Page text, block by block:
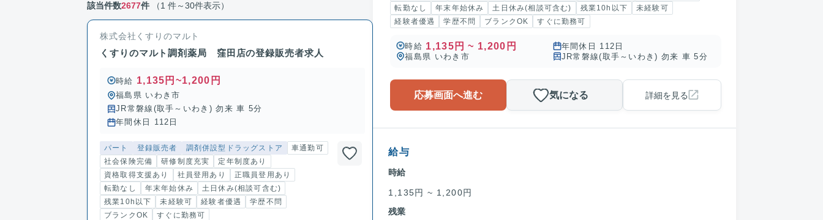
該当件数2677件 （1 件～30件表示）
株式会社くすりのマルト
くすりのマルト調剤薬局 窪田店の登録販売者求人
時給 1,135円~1,200円
福島県 いわき市
JR常磐線(取手～いわき) 勿来 車 5分
年間休日 112日
パート 登録販売者 調剤併設型ドラッグストア
車通勤可
社会保険完備
研修制度充実
定年制度あり
資格取得支援あり
社員登用あり
正職員登用あり
転勤なし
年末年始休み
土日休み(相談可含む)
残業10h以下
未経験可 経験者優遇
学歴不問
ブランクOK
すぐに勤務可
転勤なし
年末年始休み 土日休み(相談可含む) 残業10h以下
未経験可
経験者優遇
学歴不問 ブランクOK すぐに勤務可
時給 1,135円 ~ 1,200円
年間休日 112日
福島県 いわき市
JR常磐線(取手～いわき) 勿来 車 5分
応募画面へ進む 気になる 詳細を見る
給与
時給
1,135円 ~ 1,200円
残業